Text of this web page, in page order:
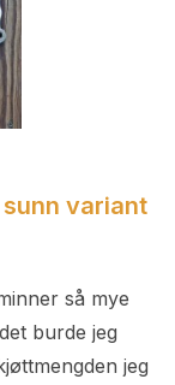
variant
så mye
burde jeg
jeg